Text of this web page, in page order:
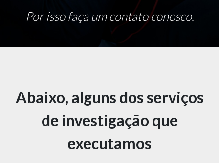
Por isso faça um contato conosco.
Abaixo, alguns dos serviços
de investigação que
executamos